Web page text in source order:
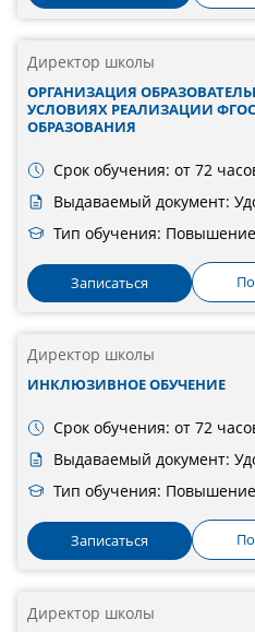
Директор школы
ОРГАНИЗАЦИЯ
УСЛОВИЯХ РЕАЛИЗАЦИИ
ОБРАЗОВАНИЯ
Срок обучения: от 72
Выдаваемый документ:
Тип обучения:
Записаться
Директор школы
ИНКЛЮЗИВНОЕ ОБУЧЕНИЕ
Срок обучения: от 72
Выдаваемый документ:
Тип обучения:
Записаться
Директор школы